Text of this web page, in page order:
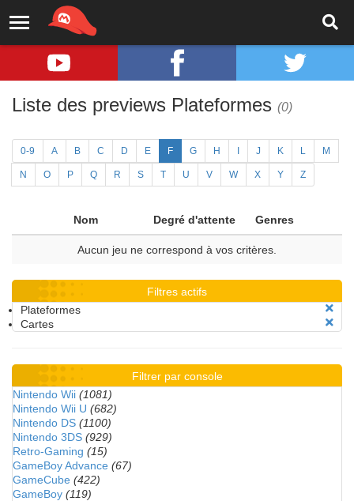
Liste des previews Plateformes (0)
0-9 A B C D E F G H J K L M
N O P Q R S T U V W X Y Z
Nom Degré d'attente Genres
Aucun jeu ne correspond à vos critères.
Filtres actifs
Plateformes
Cartes
Filtrer par console
Nintendo Wii (1081)
Nintendo Wii U (682)
Nintendo DS (1100)
Nintendo 3DS (929)
Retro-Gaming (15)
GameBoy Advance (67)
GameCube (422)
GameBoy (119)